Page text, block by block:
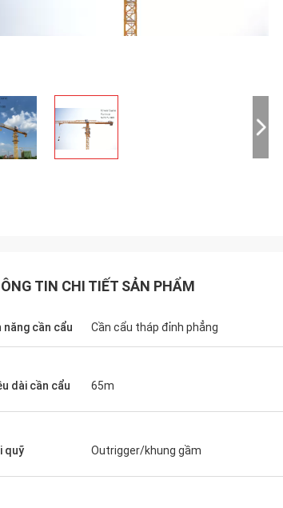
TIN CHI TIẾT SẢN PHẨM
năng cần cẩu Cần cẩu tháp đỉnh phẳng
dài cần cẩu 65m
quỹ Outrigger/khung gầm